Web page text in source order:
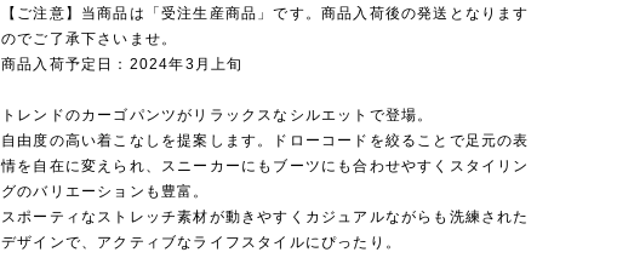
【ご注意】当商品は「受注生産商品」です。商品入荷後の発送となります
のでご了承下さいませ。
商品入荷予定日：2024年3月上旬
トレンドのカーゴパンツがリラックスなシルエットで登場。
自由度の高い着こなしを提案します。ドローコードを絞ることで足元の表
情を自在に変えられ、スニーカーにもブーツにも合わせやすくスタイリン
グのバリエーションも豊富。
スポーティなストレッチ素材が動きやすくカジュアルながらも洗練された
デザインで、アクティブなライフスタイルにぴったり。